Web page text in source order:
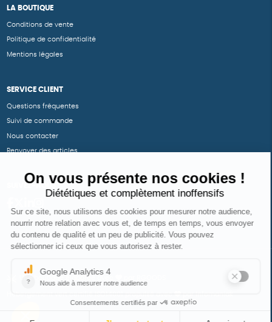
LA BOUTIQUE
Conditions de vente
Politique de confidentialité
Mentions légales
SERVICE CLIENT
Questions fréquentes
Suivi de commande
Nous contacter
Renvoyer des articles
SUIVEZ-NOUS
Une boutique élaborée avec